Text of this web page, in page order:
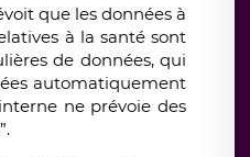
que les données à
à la santé sont
de données, qui
automatiquement
ne prévoie des